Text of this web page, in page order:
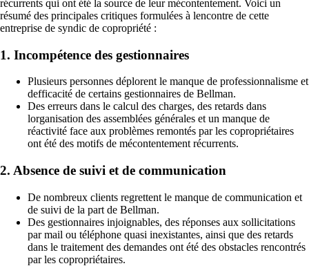
récurrents qui ont été la source de leur mécontentement. Voici un
résumé des principales critiques formulées à lencontre de cette
entreprise de syndic de copropriété :
1. Incompétence des gestionnaires
Plusieurs personnes déplorent le manque de professionnalisme et
defficacité de certains gestionnaires de Bellman.
Des erreurs dans le calcul des charges, des retards dans
lorganisation des assemblées générales et un manque de
réactivité face aux problèmes remontés par les copropriétaires
ont été des motifs de mécontentement récurrents.
2. Absence de suivi et de communication
De nombreux clients regrettent le manque de communication et
de suivi de la part de Bellman.
Des gestionnaires injoignables, des réponses aux sollicitations
par mail ou téléphone quasi inexistantes, ainsi que des retards
dans le traitement des demandes ont été des obstacles rencontrés
par les copropriétaires.